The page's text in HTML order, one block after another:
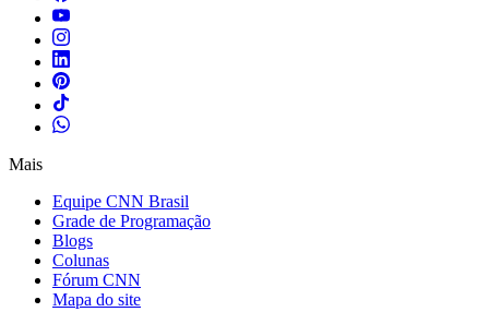
Mais
Equipe CNN Brasil
Grade de Programação
Blogs
Colunas
Fórum CNN
Mapa do site